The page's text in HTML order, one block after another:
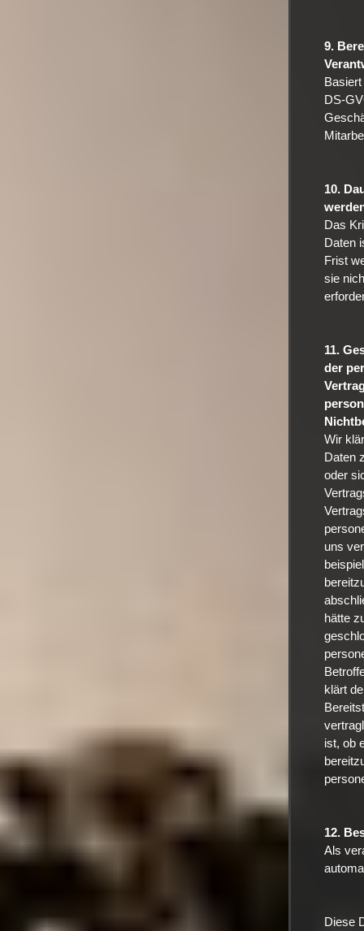
9.
DS-
10.
Das
Daten
Frist
sie
11.
der
Wir
Daten
oder
uns
hätte
klärt
ist, ob
12.
Als
Diese